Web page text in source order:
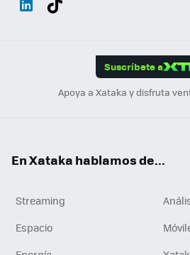
Suscríbete a
Apoya a Xataka y disfruta
En Xataka hablamos de...
Streaming
Espacio